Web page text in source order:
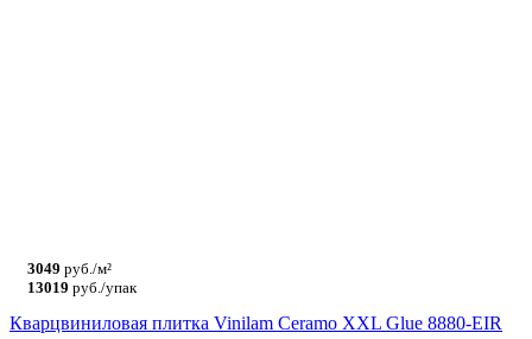
3049 руб./м²
13019 руб./упак
Кварцвиниловая плитка Vinilam Ceramo XXL Glue 8880-EIR